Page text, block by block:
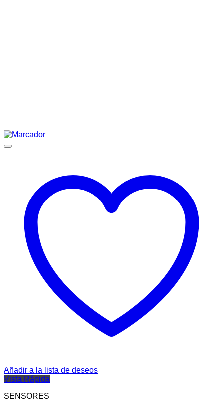
Añadir a la lista de deseos
Vista Rápida
SENSORES